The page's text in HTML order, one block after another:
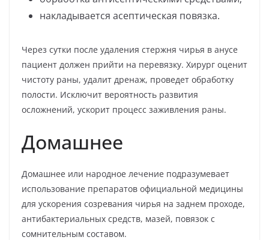
накладывается асептическая повязка.
Через сутки после удаления стержня чирья в анусе
пациент должен прийти на перевязку. Хирург оценит
чистоту раны, удалит дренаж, проведет обработку
полости. Исключит вероятность развития
осложнений, ускорит процесс заживления раны.
Домашнее
Домашнее или народное лечение подразумевает
использование препаратов официальной медицины
для ускорения созревания чирья на заднем проходе,
антибактериальных средств, мазей, повязок с
сомнительным составом.